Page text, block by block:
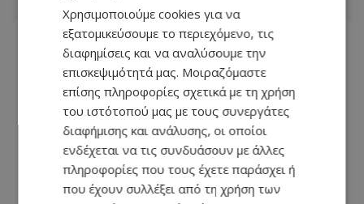
Χρησιμοποιούμε cookies για να
εξατομικεύσουμε το περιεχόμενο, τις
διαφημίσεις και να αναλύσουμε την
επισκεψιμότητά μας. Μοιραζόμαστε
επίσης πληροφορίες σχετικά με τη χρήση
του ιστότοπού μας με τους συνεργάτες
διαφήμισης και ανάλυσης, οι οποίοι
ενδέχεται να τις συνδυάσουν με άλλες
πληροφορίες που τους έχετε παράσχει ή
που έχουν συλλέξει από τη χρήση των